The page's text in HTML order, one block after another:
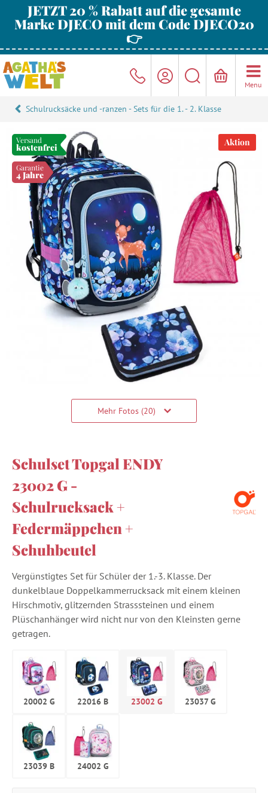
JETZT 20 % Rabatt auf die gesamte
Marke DJECO mit dem Code DJECO20
👉
Menu
Schulrucksäcke und -ranzen - Sets für die 1. - 2. Klasse
Versand
kostenfrei
Garantie
4 Jahre
Aktion
Mehr Fotos (20)
Schulset Topgal ENDY
23002 G -
Schulrucksack +
Federmäppchen +
Schuhbeutel
Vergünstigtes Set für Schüler der 1.-3. Klasse. Der
dunkelblaue Doppelkammerrucksack mit einem kleinen
Hirschmotiv, glitzernden Strasssteinen und einem
Plüschanhänger wird nicht nur von den Kleinsten gerne
getragen.
20002 G 22016 B 23002 G 23037 G
23039 B 24002 G